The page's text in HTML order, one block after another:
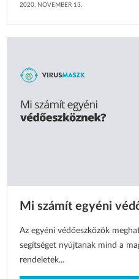
2020. NOVEMBER 13.
Mi számít egyéni
Az egyéni védőeszközök
segítséget nyújtanak mind a
rendeletek...